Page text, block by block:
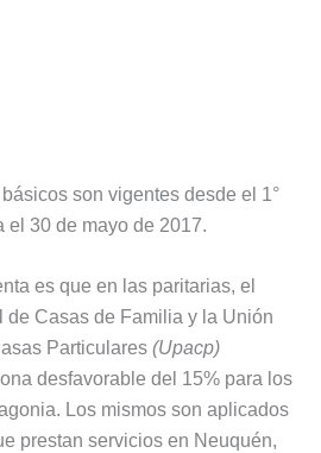
son vigentes desde el 1°
el 30 de mayo de 2017.
es que en las paritarias, el
de Casas de Familia y la Unión
Particulares (Upacp)
desfavorable del 15% para los
Los mismos son aplicados
prestan servicios en Neuquén,